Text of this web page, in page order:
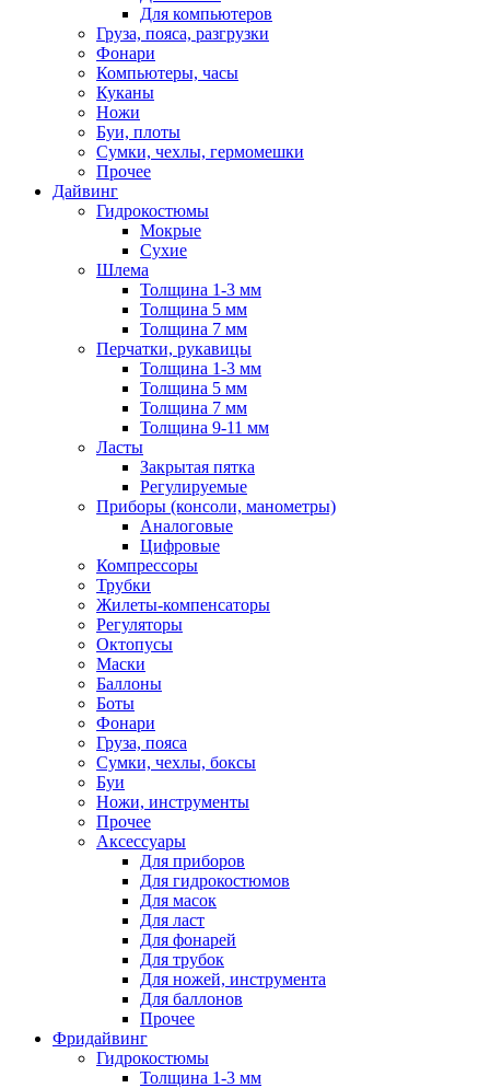
Для компьютеров
Груза, пояса, разгрузки
Фонари
Компьютеры, часы
Куканы
Ножи
Буи, плоты
Сумки, чехлы, гермомешки
Прочее
Дайвинг
Гидрокостюмы
Мокрые
Сухие
Шлема
Толщина 1-3 мм
Толщина 5 мм
Толщина 7 мм
Перчатки, рукавицы
Толщина 1-3 мм
Толщина 5 мм
Толщина 7 мм
Толщина 9-11 мм
Ласты
Закрытая пятка
Регулируемые
Приборы (консоли, манометры)
Аналоговые
Цифровые
Компрессоры
Трубки
Жилеты-компенсаторы
Регуляторы
Октопусы
Маски
Баллоны
Боты
Фонари
Груза, пояса
Сумки, чехлы, боксы
Буи
Ножи, инструменты
Прочее
Аксессуары
Для приборов
Для гидрокостюмов
Для масок
Для ласт
Для фонарей
Для трубок
Для ножей, инструмента
Для баллонов
Прочее
Фридайвинг
Гидрокостюмы
Толщина 1-3 мм